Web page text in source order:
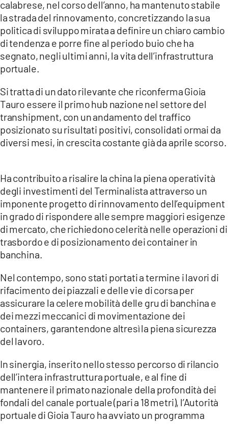
calabrese, nel corso dell’anno, ha mantenuto stabile
la strada del rinnovamento, concretizzando la sua
politica di sviluppo mirata a definire un chiaro cambio
di tendenza e porre fine al periodo buio che ha
segnato, negli ultimi anni, la vita dell’infrastruttura
portuale.
Si tratta di un dato rilevante che riconferma Gioia
Tauro essere il primo hub nazione nel settore del
transhipment, con un andamento del traffico
posizionato su risultati positivi, consolidati ormai da
diversi mesi, in crescita costante già da aprile scorso.
Ha contribuito a risalire la china la piena operatività
degli investimenti del Terminalista attraverso un
imponente progetto di rinnovamento dell’equipment
in grado di rispondere alle sempre maggiori esigenze
di mercato, che richiedono celerità nelle operazioni di
trasbordo e di posizionamento dei container in
banchina.
Nel contempo, sono stati portati a termine i lavori di
rifacimento dei piazzali e delle vie di corsa per
assicurare la celere mobilità delle gru di banchina e
dei mezzi meccanici di movimentazione dei
containers, garantendone altresì la piena sicurezza
del lavoro.
In sinergia, inserito nello stesso percorso di rilancio
dell’intera infrastruttura portuale, e al fine di
mantenere il primato nazionale della profondità dei
fondali del canale portuale (pari a 18 metri), l’Autorità
portuale di Gioia Tauro ha avviato un programma